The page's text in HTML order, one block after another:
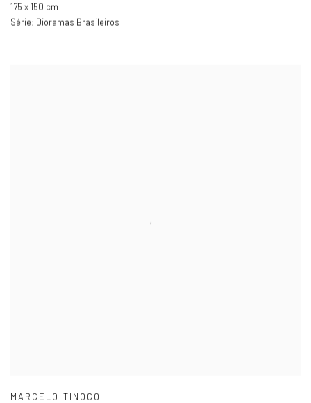
175 x 150 cm
Série: Dioramas Brasileiros
MARCELO TINOCO